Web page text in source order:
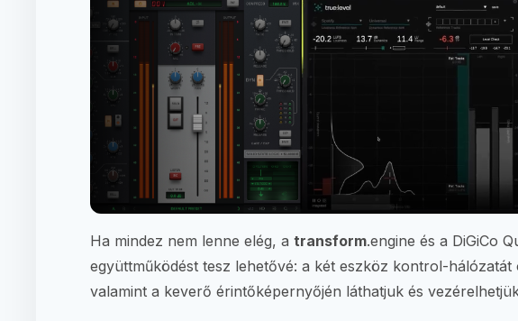
Ha mindez nem lenne elég, a transform.engine és a DiGiCo
együttműködést tesz lehetővé: a két eszköz kontrol-
valamint a keverő érintőképernyőjén láthatjuk és